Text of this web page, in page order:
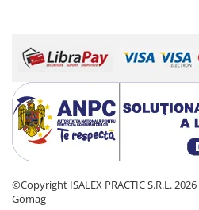
Pantofi sport fete
Papuci si slapi fete
Sandale fete
©Copyright ISALEX PRACTIC S.R.L. 2026
Gomag